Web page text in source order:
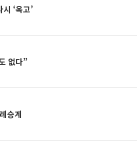
‘옥고’
없다”
승계